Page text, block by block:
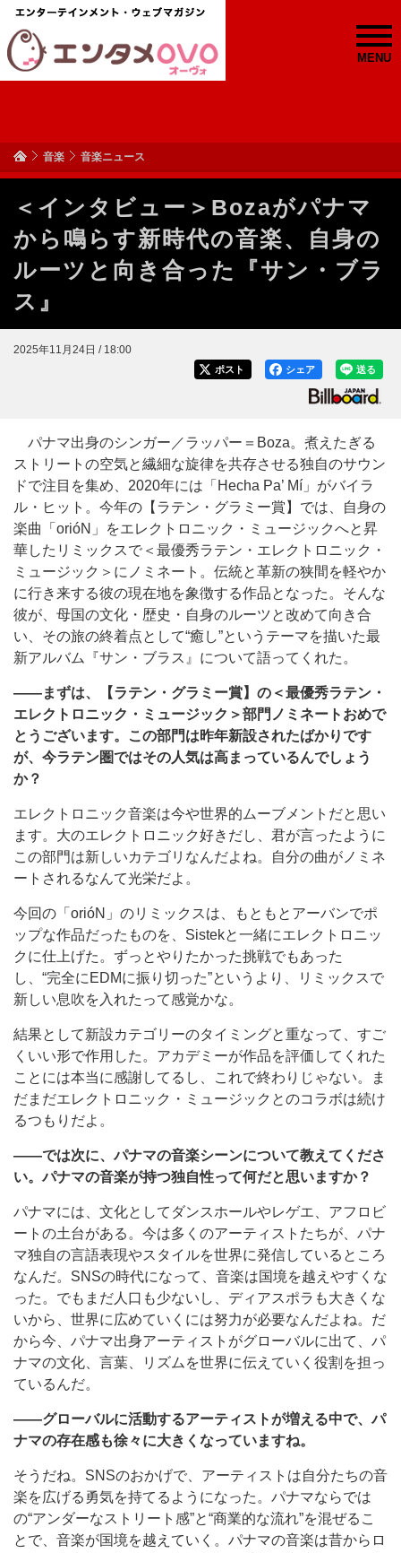
MENU
音楽 音楽ニュース
＜インタビュー＞Bozaがパナマ
から鳴らす新時代の音楽、自身の
ルーツと向き合った『サン・ブラ
ス』
2025年11月24日 / 18:00
送る
シェア
ポスト
パナマ出身のシンガー／ラッパー＝Boza。煮えたぎる
ストリートの空気と繊細な旋律を共存させる独自のサウン
ドで注目を集め、2020年には「Hecha Pa’ Mí」がバイラ
ル・ヒット。今年の【ラテン・グラミー賞】では、自身の
楽曲「orióN」をエレクトロニック・ミュージックへと昇
華したリミックスで＜最優秀ラテン・エレクトロニック・
ミュージック＞にノミネート。伝統と革新の狭間を軽やか
に行き来する彼の現在地を象徴する作品となった。そんな
彼が、母国の文化・歴史・自身のルーツと改めて向き合
い、その旅の終着点として“癒し”というテーマを描いた最
新アルバム『サン・ブラス』について語ってくれた。
――まずは、【ラテン・グラミー賞】の＜最優秀ラテン・
エレクトロニック・ミュージック＞部門ノミネートおめで
とうございます。この部門は昨年新設されたばかりです
が、今ラテン圏ではその人気は高まっているんでしょう
か？
エレクトロニック音楽は今や世界的ムーブメントだと思い
ます。大のエレクトロニック好きだし、君が言ったように
この部門は新しいカテゴリなんだよね。自分の曲がノミネ
ートされるなんて光栄だよ。
今回の「orióN」のリミックスは、もともとアーバンでポ
ップな作品だったものを、Sistekと一緒にエレクトロニッ
クに仕上げた。ずっとやりたかった挑戦でもあった
し、“完全にEDMに振り切った”というより、リミックスで
新しい息吹を入れたって感覚かな。
結果として新設カテゴリーのタイミングと重なって、すご
くいい形で作用した。アカデミーが作品を評価してくれた
ことには本当に感謝してるし、これで終わりじゃない。ま
だまだエレクトロニック・ミュージックとのコラボは続け
るつもりだよ。
――では次に、パナマの音楽シーンについて教えてくださ
い。パナマの音楽が持つ独自性って何だと思いますか？
パナマには、文化としてダンスホールやレゲエ、アフロビ
ートの土台がある。今は多くのアーティストたちが、パナ
マ独自の言語表現やスタイルを世界に発信しているところ
なんだ。SNSの時代になって、音楽は国境を越えやすくな
った。でもまだ人口も少ないし、ディアスポラも大きくな
いから、世界に広めていくには努力が必要なんだよね。だ
から今、パナマ出身アーティストがグローバルに出て、パ
ナマの文化、言葉、リズムを世界に伝えていく役割を担っ
ているんだ。
――グローバルに活動するアーティストが増える中で、パ
ナマの存在感も徐々に大きくなっていますね。
そうだね。SNSのおかげで、アーティストは自分たちの音
楽を広げる勇気を持てるようになった。パナマならでは
の“アンダーなストリート感”と“商業的な流れ”を混ぜるこ
とで、音楽が国境を越えていく。パナマの音楽は昔からロ